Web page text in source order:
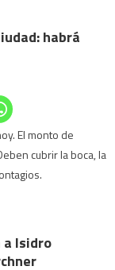
habrá
El monto de
cubrir la boca, la
a Isidro